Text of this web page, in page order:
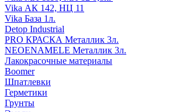
Vika АК 142, НЦ 11
Vika База 1л.
Detop Industrial
PRO КРАСКА Металлик 3л.
NEOENAMELE Металлик 3л.
Лакокрасочные материалы
Boomer
Шпатлевки
Герметики
Грунты